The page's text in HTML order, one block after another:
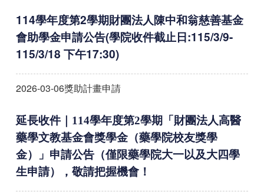
114學年度第2學期財團法人陳中和翁慈善基金
會助學金申請公告(學院收件截止日:115/3/9-
115/3/18 下午17:30)
2026-03-06獎助計畫申請
延長收件｜114學年度第2學期「財團法人高醫
藥學文教基金會獎學金（藥學院校友獎學
金）」申請公告（僅限藥學院大一以及大四學
生申請），敬請把握機會！